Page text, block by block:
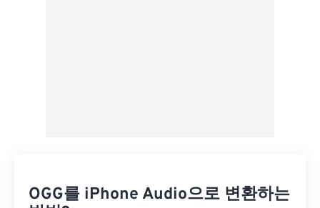
OGG를 iPhone Audio으로 변환하는